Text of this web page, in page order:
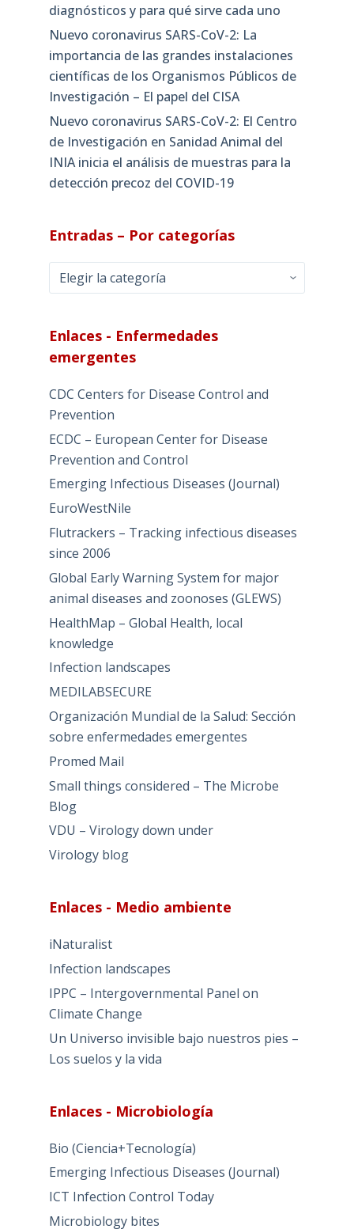
diagnósticos y para qué sirve cada uno
Nuevo coronavirus SARS-CoV-2: La
importancia de las grandes instalaciones
científicas de los Organismos Públicos de
Investigación – El papel del CISA
Nuevo coronavirus SARS-CoV-2: El Centro
de Investigación en Sanidad Animal del
INIA inicia el análisis de muestras para la
detección precoz del COVID-19
Entradas – Por categorías
Entradas
–
categorías
Enlaces - Enfermedades
emergentes
CDC Centers for Disease Control and
Prevention
ECDC – European Center for Disease
Prevention and Control
Emerging Infectious Diseases (Journal)
EuroWestNile
Flutrackers – Tracking infectious diseases
since 2006
Global Early Warning System for major
animal diseases and zoonoses (GLEWS)
HealthMap – Global Health, local
knowledge
Infection landscapes
MEDILABSECURE
Organización Mundial de la Salud: Sección
sobre enfermedades emergentes
Promed Mail
Small things considered – The Microbe
Blog
VDU – Virology down under
Virology blog
Enlaces - Medio ambiente
iNaturalist
Infection landscapes
IPPC – Intergovernmental Panel on
Climate Change
Un Universo invisible bajo nuestros pies –
Los suelos y la vida
Enlaces - Microbiología
Bio (Ciencia+Tecnología)
Emerging Infectious Diseases (Journal)
ICT Infection Control Today
Microbiology bites